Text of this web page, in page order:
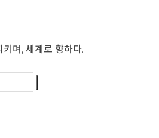
키며, 세계로 향하다.